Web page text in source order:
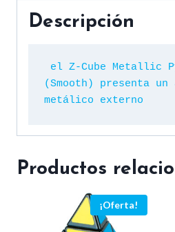
Descripción
(Smooth) presenta un
metálico externo
Productos
¡Oferta!